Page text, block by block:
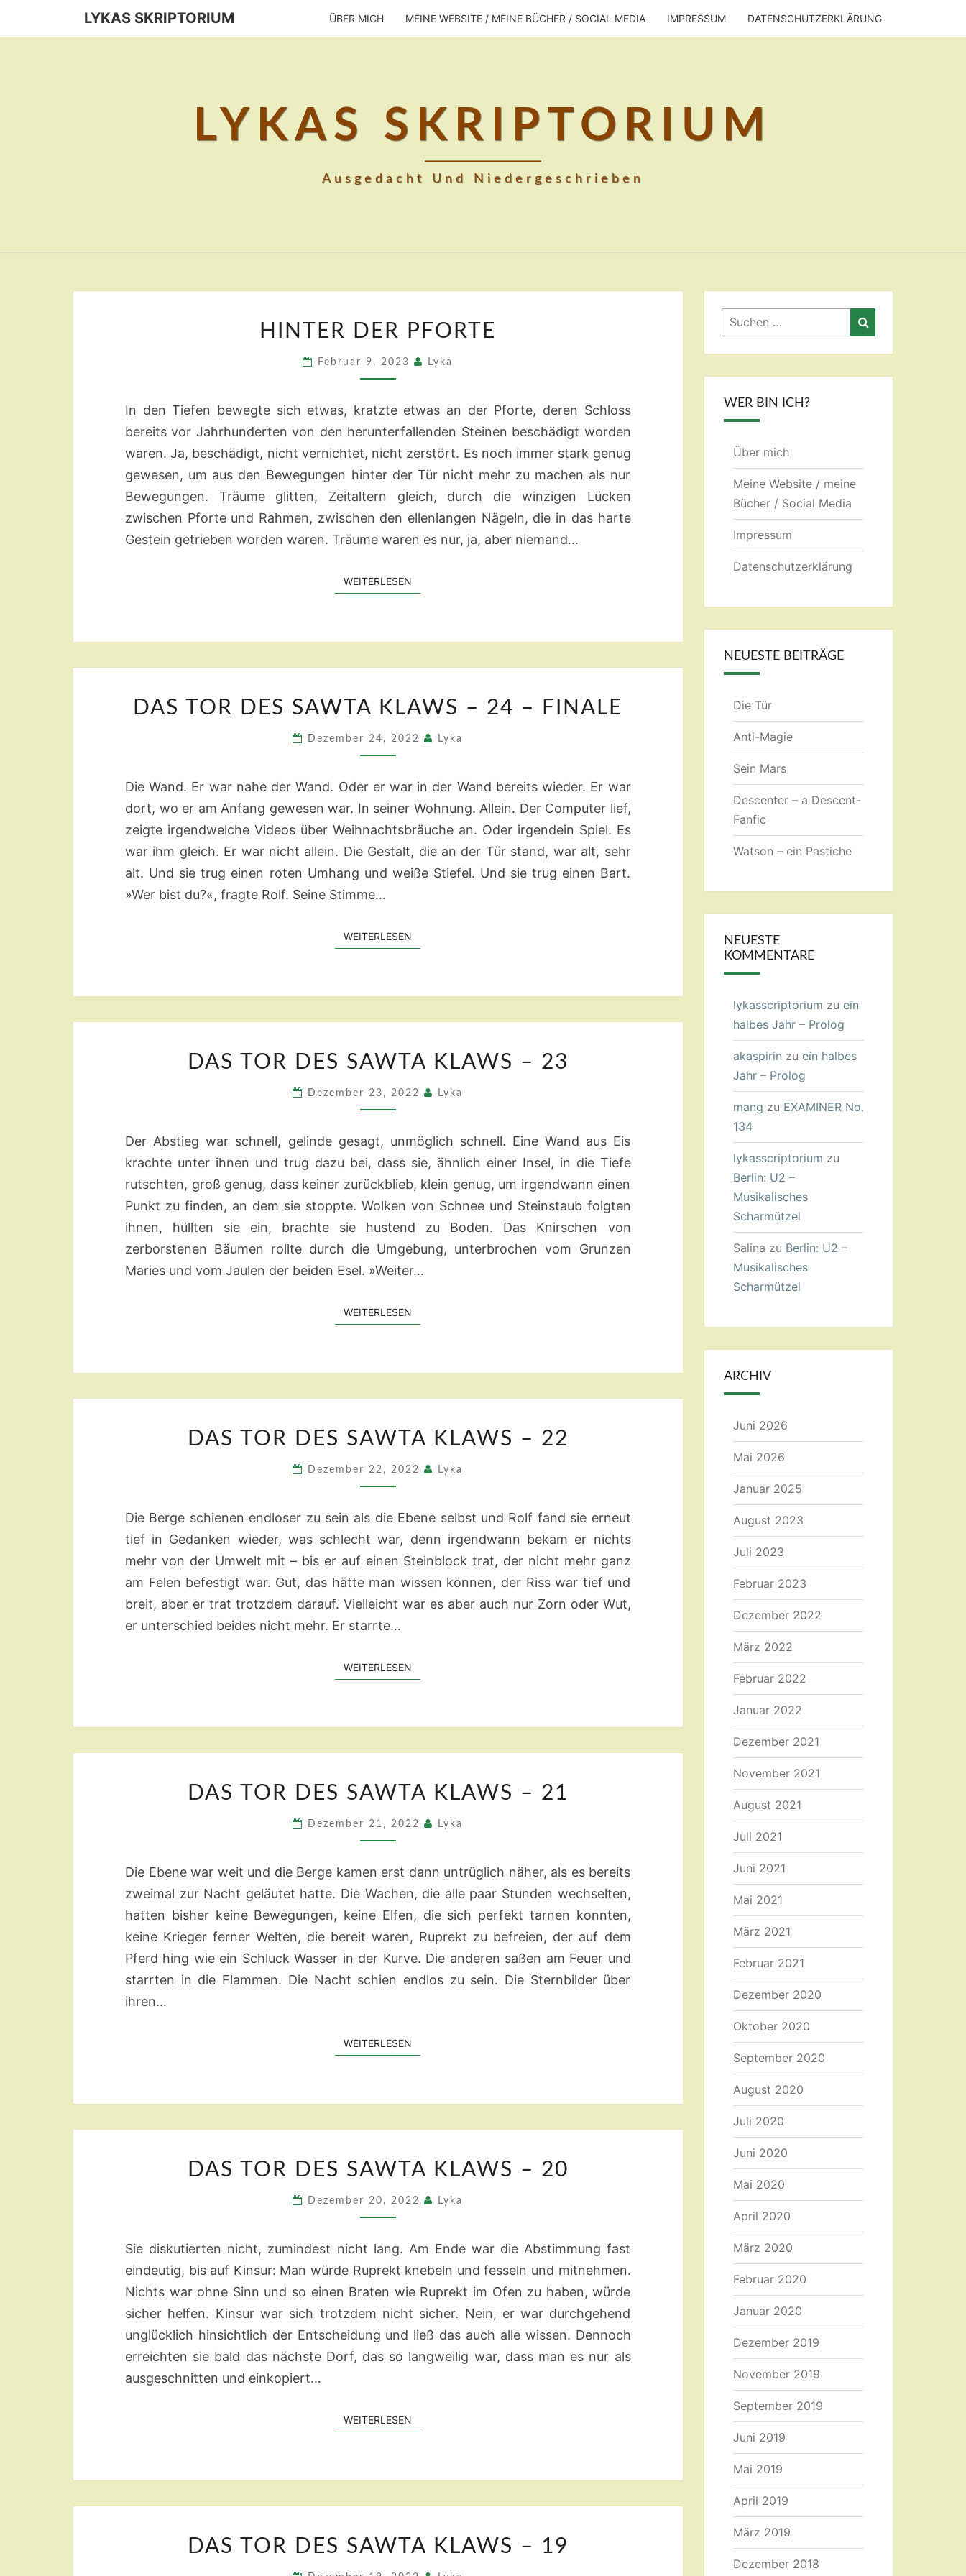
LYKAS SKRIPTORIUM ÜBER MICH MEINE WEBSITE / MEINE BÜCHER / SOCIAL MEDIA IMPRESSUM DATENSCHUTZERKLÄRUNG
LYKAS SKRIPTORIUM
Ausgedacht Und Niedergeschrieben
DER
PFORTE
HINTER DER PFORTE
Februar 9, 2023 Lyka
In den Tiefen bewegte sich etwas, kratzte etwas an der Pforte, deren Schloss
bereits vor Jahrhunderten von den herunterfallenden Steinen beschädigt worden
waren. Ja, beschädigt, nicht vernichtet, nicht zerstört. Es noch immer stark genug
gewesen, um aus den Bewegungen hinter der Tür nicht mehr zu machen als nur
Bewegungen. Träume glitten, Zeitaltern gleich, durch die winzigen Lücken
zwischen Pforte und Rahmen, zwischen den ellenlangen Nägeln, die in das harte
Gestein getrieben worden waren. Träume waren es nur, ja, aber niemand…
WEITERLESEN
TOR
DES
SAWTA
FINALE
DAS TOR DES SAWTA KLAWS – 24 – FINALE
Dezember 24, 2022 Lyka
Die Wand. Er war nahe der Wand. Oder er war in der Wand bereits wieder. Er war
dort, wo er am Anfang gewesen war. In seiner Wohnung. Allein. Der Computer lief,
zeigte irgendwelche Videos über Weihnachtsbräuche an. Oder irgendein Spiel. Es
war ihm gleich. Er war nicht allein. Die Gestalt, die an der Tür stand, war alt, sehr
alt. Und sie trug einen roten Umhang und weiße Stiefel. Und sie trug einen Bart.
»Wer bist du?«, fragte Rolf. Seine Stimme…
WEITERLESEN
TOR
DES
SAWTA
–
DAS TOR DES SAWTA KLAWS – 23
Dezember 23, 2022 Lyka
Der Abstieg war schnell, gelinde gesagt, unmöglich schnell. Eine Wand aus Eis
krachte unter ihnen und trug dazu bei, dass sie, ähnlich einer Insel, in die Tiefe
rutschten, groß genug, dass keiner zurückblieb, klein genug, um irgendwann einen
Punkt zu finden, an dem sie stoppte. Wolken von Schnee und Steinstaub folgten
ihnen, hüllten sie ein, brachte sie hustend zu Boden. Das Knirschen von
zerborstenen Bäumen rollte durch die Umgebung, unterbrochen vom Grunzen
Maries und vom Jaulen der beiden Esel. »Weiter…
WEITERLESEN
TOR
DES
SAWTA
DAS TOR DES SAWTA KLAWS – 22
Dezember 22, 2022 Lyka
Die Berge schienen endloser zu sein als die Ebene selbst und Rolf fand sie erneut
tief in Gedanken wieder, was schlecht war, denn irgendwann bekam er nichts
mehr von der Umwelt mit – bis er auf einen Steinblock trat, der nicht mehr ganz
am Felen befestigt war. Gut, das hätte man wissen können, der Riss war tief und
breit, aber er trat trotzdem darauf. Vielleicht war es aber auch nur Zorn oder Wut,
er unterschied beides nicht mehr. Er starrte…
WEITERLESEN
TOR
DES
SAWTA
DAS TOR DES SAWTA KLAWS – 21
Dezember 21, 2022 Lyka
Die Ebene war weit und die Berge kamen erst dann untrüglich näher, als es bereits
zweimal zur Nacht geläutet hatte. Die Wachen, die alle paar Stunden wechselten,
hatten bisher keine Bewegungen, keine Elfen, die sich perfekt tarnen konnten,
keine Krieger ferner Welten, die bereit waren, Ruprekt zu befreien, der auf dem
Pferd hing wie ein Schluck Wasser in der Kurve. Die anderen saßen am Feuer und
starrten in die Flammen. Die Nacht schien endlos zu sein. Die Sternbilder über
ihren…
WEITERLESEN
TOR
DES
SAWTA
DAS TOR DES SAWTA KLAWS – 20
Dezember 20, 2022 Lyka
Sie diskutierten nicht, zumindest nicht lang. Am Ende war die Abstimmung fast
eindeutig, bis auf Kinsur: Man würde Ruprekt knebeln und fesseln und mitnehmen.
Nichts war ohne Sinn und so einen Braten wie Ruprekt im Ofen zu haben, würde
sicher helfen. Kinsur war sich trotzdem nicht sicher. Nein, er war durchgehend
unglücklich hinsichtlich der Entscheidung und ließ das auch alle wissen. Dennoch
erreichten sie bald das nächste Dorf, das so langweilig war, dass man es nur als
ausgeschnitten und einkopiert…
WEITERLESEN
TOR
DES
DAS TOR DES SAWTA KLAWS – 19
Suchen
nach:
WER BIN ICH?
Über mich
Meine Website / meine
Bücher / Social Media
Impressum
Datenschutzerklärung
NEUESTE BEITRÄGE
Die Tür
Anti-Magie
Sein Mars
Descenter – a Descent-
Fanfic
Watson – ein Pastiche
NEUESTE
KOMMENTARE
lykasscriptorium zu ein
halbes Jahr – Prolog
akaspirin zu ein halbes
Jahr – Prolog
mang zu EXAMINER No.
134
lykasscriptorium zu
Berlin: U2 –
Musikalisches
Scharmützel
Salina zu Berlin: U2 –
Musikalisches
Scharmützel
ARCHIV
Juni 2026
Mai 2026
Januar 2025
August 2023
Juli 2023
Februar 2023
Dezember 2022
März 2022
Februar 2022
Januar 2022
Dezember 2021
November 2021
August 2021
Juli 2021
Juni 2021
Mai 2021
März 2021
Februar 2021
Dezember 2020
Oktober 2020
September 2020
August 2020
Juli 2020
Juni 2020
Mai 2020
April 2020
März 2020
Februar 2020
Januar 2020
Dezember 2019
November 2019
September 2019
Juni 2019
Mai 2019
April 2019
März 2019
Dezember 2018